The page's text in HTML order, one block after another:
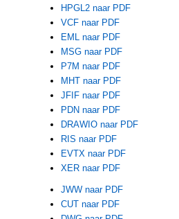
HPGL2 naar PDF
VCF naar PDF
EML naar PDF
MSG naar PDF
P7M naar PDF
MHT naar PDF
JFIF naar PDF
PDN naar PDF
DRAWIO naar PDF
RIS naar PDF
EVTX naar PDF
XER naar PDF
JWW naar PDF
CUT naar PDF